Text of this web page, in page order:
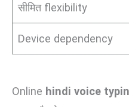
सीमित flexibility
Device dependency
Online hindi voice